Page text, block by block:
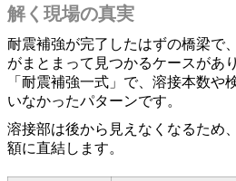
解く現場の真実
耐震補強が完了したはずの橋梁で
がまとまって見つかるケースがあ
「耐震補強一式」で、溶接本数や
いなかったパターンです。
溶接部は後から見えなくなるため、
額に直結します。